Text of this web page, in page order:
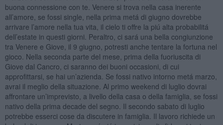
buona connessione con te. Venere si trova nella casa inerente
all’amore, se fossi single, nella prima metá di giugno dovrebbe
arrivare l’amore nella tua vita, il cielo ti offre la piú alta probabilitá
dell’estate in questi giorni. Peraltro, ci sará una bella congiunzione
tra Venere e Giove, il 9 giugno, potresti anche tentare la fortuna nel
gioco. Nella seconda parte del mese, prima della fuoriuscita di
Giove dal Cancro, ci saranno dei buoni occasioni, di cui
approfittarsi, se hai un’azienda. Se fossi nativo intorno metá marzo,
avrai il meglio della situazione. Al primo weekend di luglio dovrai
affrontare un’imprevisto, a livello della casa o della famiglia, se fossi
nativo della prima decade del segno. Il secondo sabato di luglio
potrebbe esserci cose da discutere in famiglia. Il lavoro richiede un